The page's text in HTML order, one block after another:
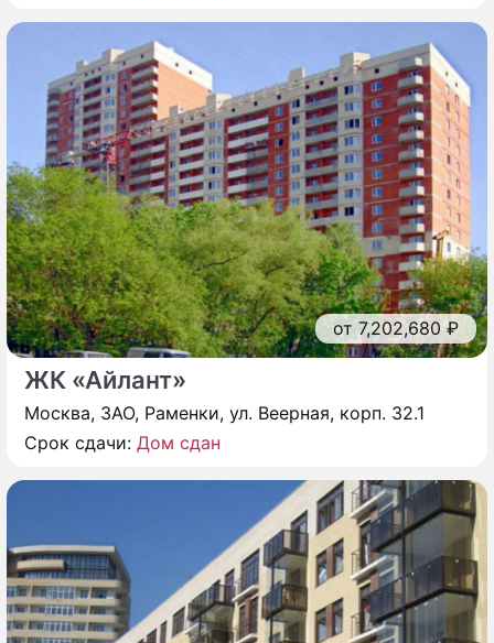
от 7,202,680 ₽
ЖК «Айлант»
Москва, ЗАО, Раменки, ул. Веерная, корп. 32.1
Срок сдачи: Дом сдан